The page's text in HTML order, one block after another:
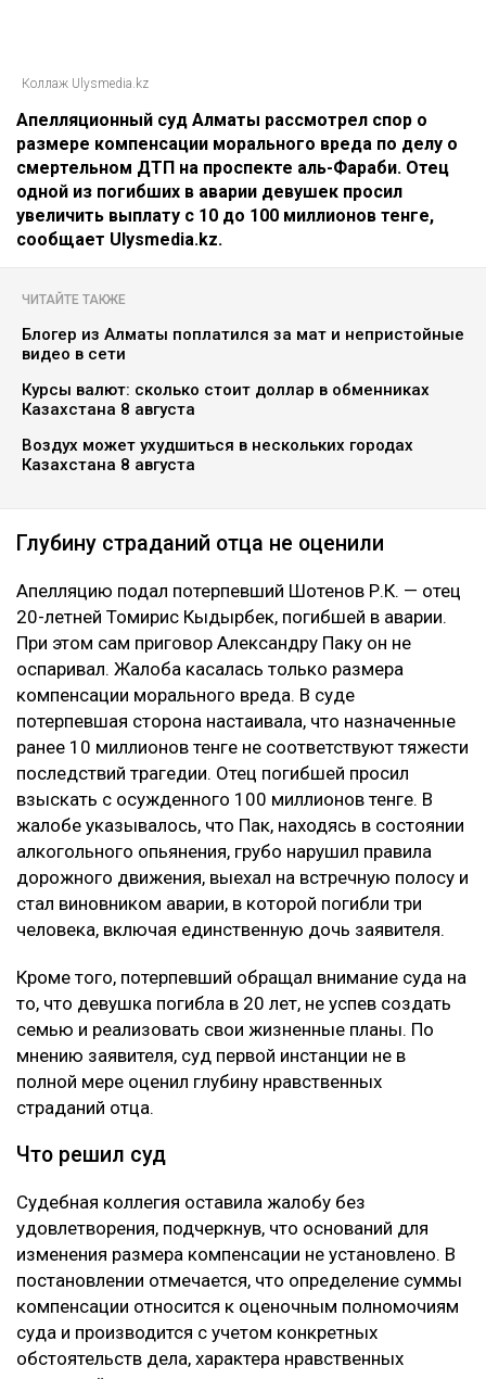
Коллаж Ulysmedia.kz
Апелляционный суд Алматы рассмотрел спор о
размере компенсации морального вреда по делу о
смертельном ДТП на проспекте аль-Фараби. Отец
одной из погибших в аварии девушек просил
увеличить выплату с 10 до 100 миллионов тенге,
сообщает Ulysmedia.kz.
ЧИТАЙТЕ ТАКЖЕ
Блогер из Алматы поплатился за мат и непристойные
видео в сети
Курсы валют: сколько стоит доллар в обменниках
Казахстана 8 августа
Воздух может ухудшиться в нескольких городах
Казахстана 8 августа
Глубину страданий отца не оценили
Апелляцию подал потерпевший Шотенов Р.К. — отец
20-летней Томирис Кыдырбек, погибшей в аварии.
При этом сам приговор Александру Паку он не
оспаривал. Жалоба касалась только размера
компенсации морального вреда. В суде
потерпевшая сторона настаивала, что назначенные
ранее 10 миллионов тенге не соответствуют тяжести
последствий трагедии. Отец погибшей просил
взыскать с осужденного 100 миллионов тенге. В
жалобе указывалось, что Пак, находясь в состоянии
алкогольного опьянения, грубо нарушил правила
дорожного движения, выехал на встречную полосу и
стал виновником аварии, в которой погибли три
человека, включая единственную дочь заявителя.
Кроме того, потерпевший обращал внимание суда на
то, что девушка погибла в 20 лет, не успев создать
семью и реализовать свои жизненные планы. По
мнению заявителя, суд первой инстанции не в
полной мере оценил глубину нравственных
страданий отца.
Что решил суд
Судебная коллегия оставила жалобу без
удовлетворения, подчеркнув, что оснований для
изменения размера компенсации не установлено. В
постановлении отмечается, что определение суммы
компенсации относится к оценочным полномочиям
суда и производится с учетом конкретных
обстоятельств дела, характера нравственных